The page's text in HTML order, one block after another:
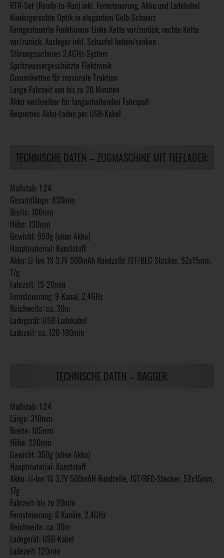
RTR-Set (Ready-to-Run) inkl. Fernsteuerung, Akku und Ladekabel
Kindergerechte Optik in elegantem Gelb-Schwarz
Ferngesteuerte Funktionen: Linke Kette vor/zurück, rechte Kette
vor/zurück, Ausleger inkl. Schaufel heben/senken
Störungssicheres 2,4GHz-System
Spritzwassergeschützte Elektronik
Gummiketten für maximale Traktion
Lange Fahrzeit von bis zu 20 Minuten
Akku wechselbar für langanhaltenden Fahrspaß
Bequemes Akku-Laden per USB-Kabel
TECHNISCHE DATEN – ZUGMASCHINE MIT TIEFLADER:
Maßstab: 1:24
Gesamtlänge: 830mm
Breite: 100mm
Höhe: 130mm
Gewicht: 950g (ohne Akku)
Hauptmaterial: Kunststoff
Akku: Li-Ion 1S 3,7V 500mAh Rundzelle JST/BEC-Stecker, 52x15mm,
17g
Fahrzeit: 15-20min
Fernsteuerung: 9-Kanal, 2,4GHz
Reichweite: ca. 30m
Ladegerät: USB-Ladekabel
Ladezeit: ca. 120-180min
TECHNISCHE DATEN – BAGGER:
Maßstab: 1:24
Länge: 310mm
Breite: 105mm
Höhe: 220mm
Gewicht: 350g (ohne Akku)
Hauptmaterial: Kunststoff
Akku: Li-Ion 1S 3,7V 500mAH Rundzelle, JST/BEC-Stecker, 52x15mm,
17g
Fahrzeit: bis zu 20min
Fernsteuerung: 6 Kanäle, 2,4GHz
Reichweite: ca. 30m
Ladegerät: USB-Kabel
Ladezeit: 120min